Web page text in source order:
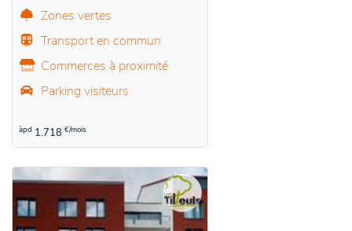
Zones vertes
Transport en commun
Commerces à proximité
Parking visiteurs
àpd 1.718 €/mois